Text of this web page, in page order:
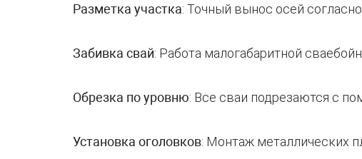
Разметка участка: Точный вынос осей
Забивка свай: Работа малогабаритной
Обрезка по уровню: Все сваи подрезаются с
Установка оголовков: Монтаж металлических